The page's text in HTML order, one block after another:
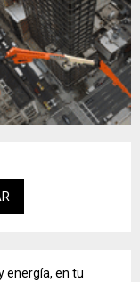
energía, en tu